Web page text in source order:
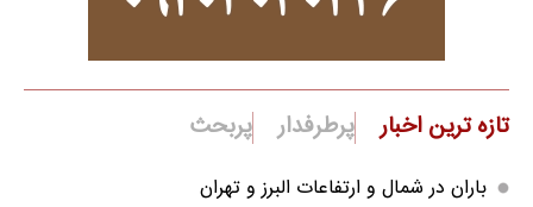
تازه ترین اخبار پرطرفدار پربحث
باران در شمال و ارتفاعات البرز و تهران